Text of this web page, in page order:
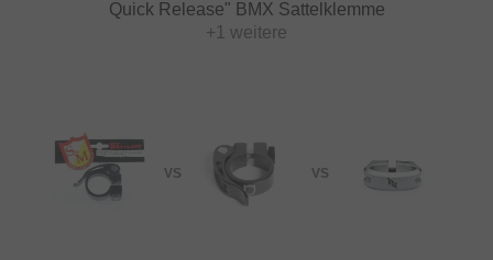
Quick Release" BMX Sattelklemme
+1 weitere
VS VS